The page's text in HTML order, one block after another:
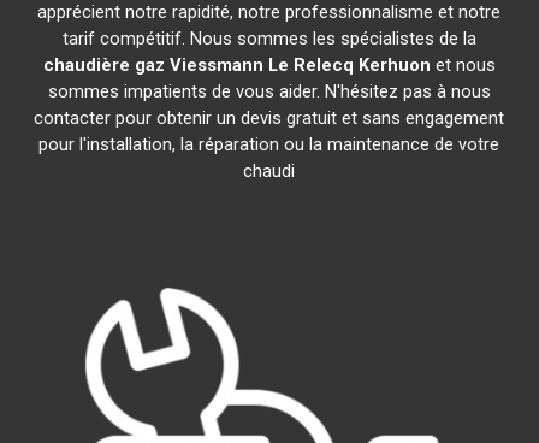
apprécient notre rapidité, notre professionnalisme et notre
tarif compétitif. Nous sommes les spécialistes de la
chaudière gaz Viessmann Le Relecq Kerhuon et nous
sommes impatients de vous aider. N'hésitez pas à nous
contacter pour obtenir un devis gratuit et sans engagement
pour l'installation, la réparation ou la maintenance de votre
chaudi